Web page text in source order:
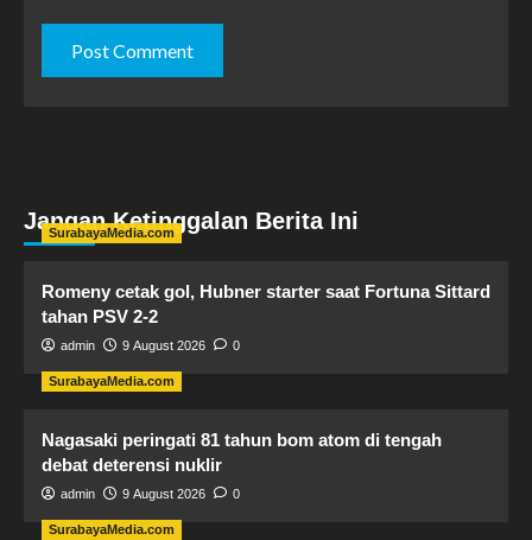
Jangan Ketinggalan Berita Ini
SurabayaMedia.com
Romeny cetak gol, Hubner starter saat Fortuna Sittard
tahan PSV 2-2
admin 9 August 2026 0
SurabayaMedia.com
Nagasaki peringati 81 tahun bom atom di tengah
debat deterensi nuklir
admin 9 August 2026 0
SurabayaMedia.com